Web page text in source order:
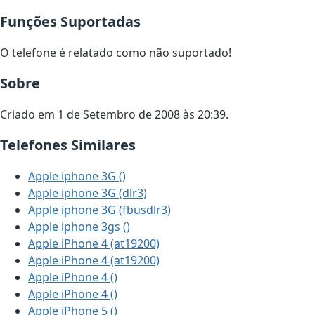
Funções Suportadas
O telefone é relatado como não suportado!
Sobre
Criado em 1 de Setembro de 2008 às 20:39.
Telefones Similares
Apple iphone 3G ()
Apple iphone 3G (dlr3)
Apple iphone 3G (fbusdlr3)
Apple iphone 3gs ()
Apple iPhone 4 (at19200)
Apple iPhone 4 (at19200)
Apple iPhone 4 ()
Apple iPhone 4 ()
Apple iPhone 5 ()